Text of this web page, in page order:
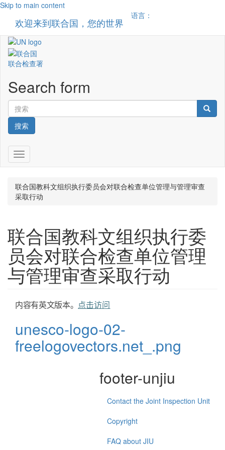
Skip to main content
欢迎来到联合国，您的世界
语言：
联合检查署
Search form
搜索
Toggle navigation
联合国教科文组织执行委员会对联合检查单位管理与管理审查
采取行动
联合国教科文组织执行委
员会对联合检查单位管理
与管理审查采取行动
内容有英文版本。 点击访问
unesco-logo-02-
freelogovectors.net_.png
footer-unjiu
Contact the Joint Inspection Unit
Copyright
FAQ about JIU